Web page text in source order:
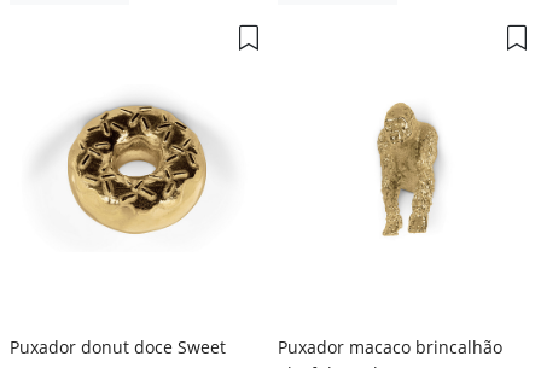
Puxador donut doce Sweet
Puxador macaco brincalhão